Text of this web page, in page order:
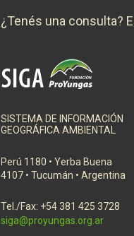
¿Tenés una consulta?
SISTEMA DE INFORMACIÓN
GEOGRÁFICA AMBIENTAL
Perú 1180 • Yerba Buena
4107 • Tucumán • Argentina
Tel./Fax: +54 381 425 3728
siga@proyungas.org.ar